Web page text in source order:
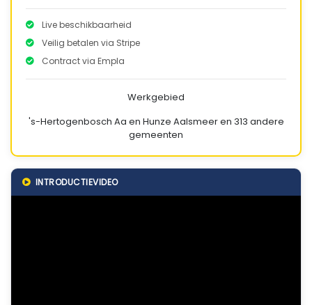
Live beschikbaarheid
Veilig betalen via Stripe
Contract via Empla
Werkgebied
's-Hertogenbosch Aa en Hunze Aalsmeeren 313 andere
gemeenten
INTRODUCTIEVIDEO